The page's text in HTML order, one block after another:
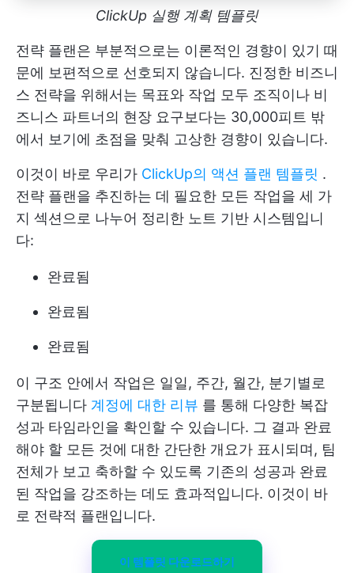
ClickUp 실행 계획 템플릿
전략 플랜은 부분적으로는 이론적인 경향이 있기 때
문에 보편적으로 선호되지 않습니다. 진정한 비즈니
스 전략을 위해서는 목표와 작업 모두 조직이나 비
즈니스 파트너의 현장 요구보다는 30,000피트 밖
에서 보기에 초점을 맞춰 고상한 경향이 있습니다.
이것이 바로 우리가 ClickUp의 액션 플랜 템플릿 .
전략 플랜을 추진하는 데 필요한 모든 작업을 세 가
지 섹션으로 나누어 정리한 노트 기반 시스템입니
다:
완료됨
완료됨
완료됨
이 구조 안에서 작업은 일일, 주간, 월간, 분기별로
구분됩니다 계정에 대한 리뷰 를 통해 다양한 복잡
성과 타임라인을 확인할 수 있습니다. 그 결과 완료
해야 할 모든 것에 대한 간단한 개요가 표시되며, 팀
전체가 보고 축하할 수 있도록 기존의 성공과 완료
된 작업을 강조하는 데도 효과적입니다. 이것이 바
로 전략적 플랜입니다.
이 템플릿 다운로드하기